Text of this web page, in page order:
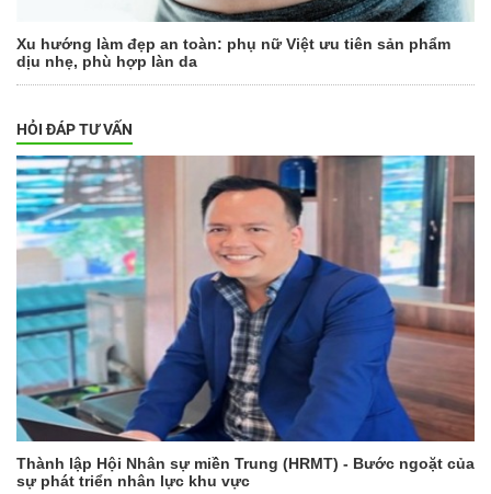
Xu hướng làm đẹp an toàn: phụ nữ Việt ưu tiên sản phẩm
dịu nhẹ, phù hợp làn da
HỎI ĐÁP TƯ VẤN
Thành lập Hội Nhân sự miền Trung (HRMT) - Bước ngoặt của
sự phát triển nhân lực khu vực